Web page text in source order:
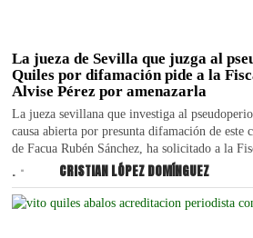
La jueza de Sevilla que juzga al
Quiles por difamación pide a la
Alvise Pérez por amenazarla
La jueza sevillana que investiga al
causa abierta por presunta difamación de este
de Facua Rubén Sánchez, ha solicitado a la
. CRISTIAN LÓPEZ DOMÍNGUEZ